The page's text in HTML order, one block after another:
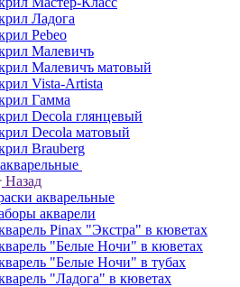
Ладога
Pebeo
Малевичъ
Малевичъ матовый
Vista-Artista
Гамма
Decola глянцевый
Decola матовый
Brauberg
Назад
акварельные
акварели
Pinax "Экстра" в кюветах
"Белые Ночи" в кюветах
"Белые Ночи" в тубах
"Ладога" в кюветах